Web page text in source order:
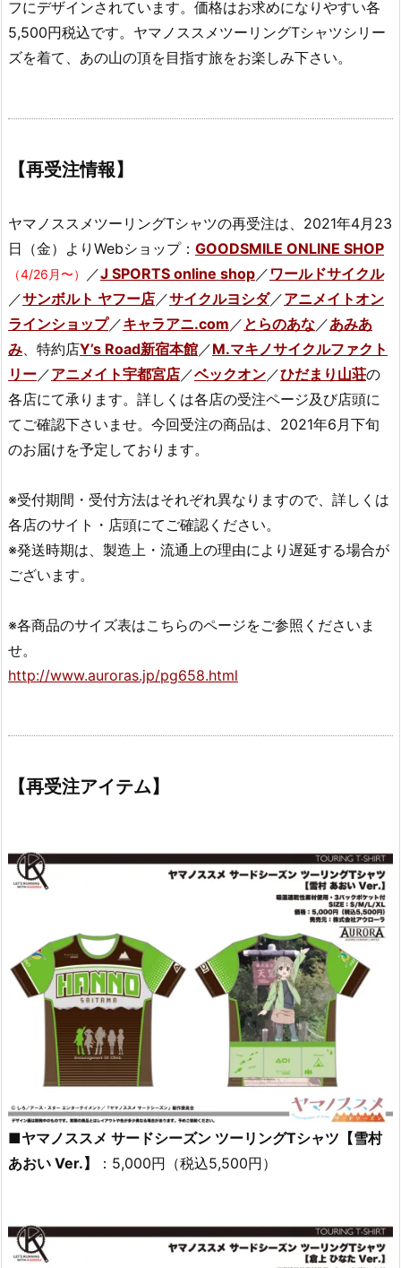
フにデザインされています。価格はお求めになりやすい各
5,500円税込です。ヤマノススメツーリングTシャツシリー
ズを着て、あの山の頂を目指す旅をお楽しみ下さい。
【再受注情報】
ヤマノススメツーリングTシャツの再受注は、2021年4月23
日（金）よりWebショップ： GOODSMILE ONLINE SHOP
（4/26月〜） ／J SPORTS online shop ／ ワールドサイクル
／サンボルト ヤフー店 ／サイクルヨシダ／アニメイトオン
ラインショップ／キャラアニ.com ／ とらのあな ／あみあ
み 、特約店Y’s Road新宿本館 ／M.マキノサイクルファクト
リー ／アニメイト宇都宮店 ／ベックオン ／ひだまり山荘の
各店にて承ります。詳しくは各店の受注ページ及び店頭に
てご確認下さいませ。今回受注の商品は、2021年6月下旬
のお届けを予定しております。
※受付期間・受付方法はそれぞれ異なりますので、詳しくは
各店のサイト・店頭にてご確認ください。
※発送時期は、製造上・流通上の理由により遅延する場合が
ございます。
※各商品のサイズ表はこちらのページをご参照くださいま
せ。
http://www.auroras.jp/pg658.html
【再受注アイテム】
■ヤマノススメ サードシーズン ツーリングTシャツ【雪村
あおい Ver.】
：5,000円（税込5,500円）